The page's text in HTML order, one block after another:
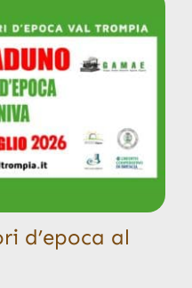
d’epoca al